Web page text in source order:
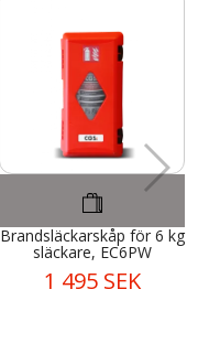
Brandsläckarskåp för 6 kg
släckare, EC6PW
1 495 SEK